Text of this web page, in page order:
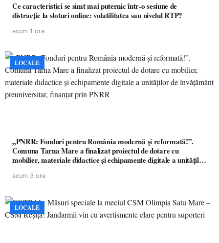
Ce caracteristici se simt mai puternic într-o sesiune de
distracție la sloturi online: volatilitatea sau nivelul RTP?
acum 1 ora
LOCALE
„PNRR: Fonduri pentru România modernă și reformată!”.
Comuna Tarna Mare a finalizat proiectul de dotare cu
mobilier, materiale didactice și echipamente digitale a unităților
acum 3 ore
LOCALE